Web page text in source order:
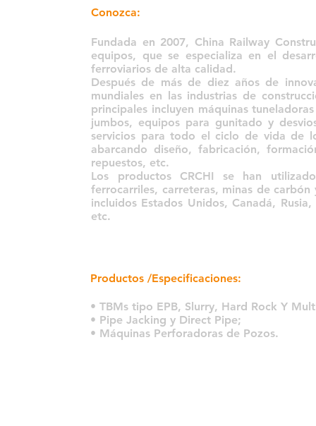
Conozca:
Fundada en 2007, China Railway
equipos, que se especializa en el
ferroviarios de alta calidad.
Después de más de diez años de
mundiales en las industrias de
principales incluyen máquinas
jumbos, equipos para gunitado y
servicios para todo el ciclo de vida de
abarcando diseño, fabricación,
repuestos, etc.
Los productos CRCHI se han
ferrocarriles, carreteras, minas de
incluidos Estados Unidos, Canadá,
etc.
Productos /Especificaciones:
• TBMs tipo EPB, Slurry, Hard Rock Y
• Pipe Jacking y Direct Pipe;
• Máquinas Perforadoras de Pozos.